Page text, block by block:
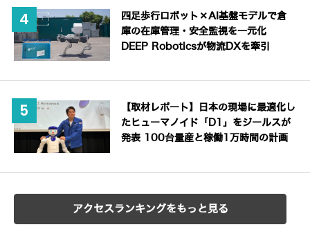
四足歩行ロボット×AI基盤モデルで倉
庫の在庫管理・安全監視を一元化
DEEP Roboticsが物流DXを牽引
【取材レポート】日本の現場に最適化し
たヒューマノイド「D1」をジールスが
発表 100台量産と稼働1万時間の計画
アクセスランキングをもっと見る